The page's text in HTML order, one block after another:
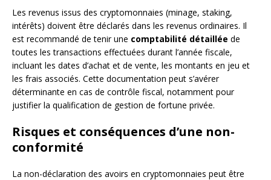
Les revenus issus des cryptomonnaies (minage, staking,
intérêts) doivent être déclarés dans les revenus ordinaires. Il
est recommandé de tenir une comptabilité détaillée de
toutes les transactions effectuées durant l’année fiscale,
incluant les dates d’achat et de vente, les montants en jeu et
les frais associés. Cette documentation peut s’avérer
déterminante en cas de contrôle fiscal, notamment pour
justifier la qualification de gestion de fortune privée.
Risques et conséquences d’une non-
conformité
La non-déclaration des avoirs en cryptomonnaies peut être